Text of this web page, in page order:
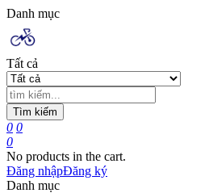
Danh mục
Tất cả
Tìm kiếm
0 0
0
No products in the cart.
Đăng nhậpĐăng ký
Danh mục